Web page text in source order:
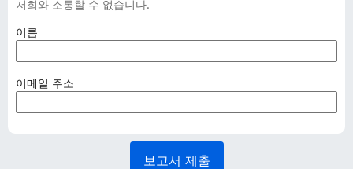
저희와 소통할 수 없습니다.
이름
수
사
)
이메일 주소
수
보고서 제출